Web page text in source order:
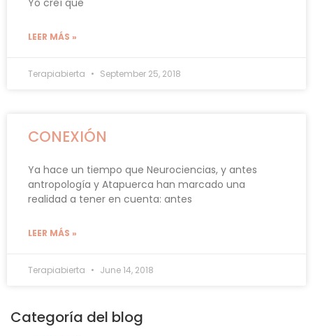
Yo creí que
LEER MÁS »
Terapiabierta September 25, 2018
CONEXIÓN
Ya hace un tiempo que Neurociencias, y antes
antropología y Atapuerca han marcado una
realidad a tener en cuenta: antes
LEER MÁS »
Terapiabierta June 14, 2018
Categoría del blog